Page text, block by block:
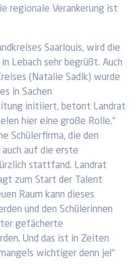
regionale Verankerung ist
Saarlouis, wird die
Lebach sehr begrüßt. Auch
(Natalie Sadik) wurde
in Sachen
initiiert, betont Landrat
hier eine große Rolle.“
Schülerfirma, die den
auf die erste
stattfand. Landrat
zum Start der Talent
Raum kann dieses
und den Schülerinnen
gefächerte
Und das ist in Zeiten
wichtiger denn je!“